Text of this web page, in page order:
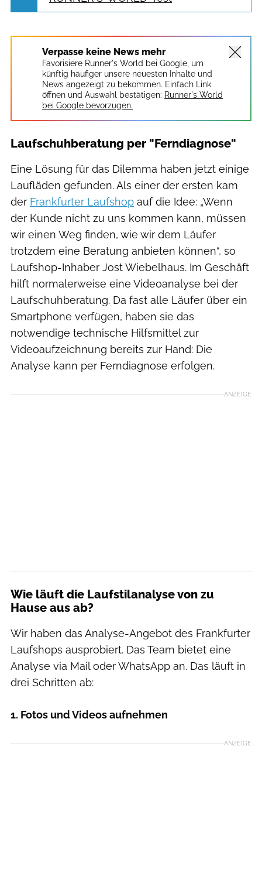
Verpasse keine News mehr
Favorisiere Runner's World bei Google, um
künftig häufiger unsere neuesten Inhalte und
News angezeigt zu bekommen. Einfach Link
öffnen und Auswahl bestätigen: Runner's World
bei Google bevorzugen.
Laufschuhberatung per "Ferndiagnose"
Eine Lösung für das Dilemma haben jetzt einige
Laufläden gefunden. Als einer der ersten kam
der Frankfurter Laufshop auf die Idee: „Wenn
der Kunde nicht zu uns kommen kann, müssen
wir einen Weg finden, wie wir dem Läufer
trotzdem eine Beratung anbieten können“, so
Laufshop-Inhaber Jost Wiebelhaus. Im Geschäft
hilft normalerweise eine Videoanalyse bei der
Laufschuhberatung. Da fast alle Läufer über ein
Smartphone verfügen, haben sie das
notwendige technische Hilfsmittel zur
Videoaufzeichnung bereits zur Hand: Die
Analyse kann per Ferndiagnose erfolgen.
ANZEIGE
Wie läuft die Laufstilanalyse von zu
Hause aus ab?
Wir haben das Analyse-Angebot des Frankfurter
Laufshops ausprobiert. Das Team bietet eine
Analyse via Mail oder WhatsApp an. Das läuft in
drei Schritten ab:
1. Fotos und Videos aufnehmen
ANZEIGE